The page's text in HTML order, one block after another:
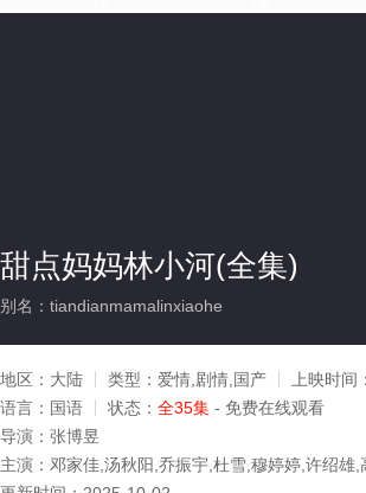
甜点妈妈林小河(全集)
别名：tiandianmamalinxiaohe
地区： 大陆 类型： 爱情,剧情,国产 上映时间：
语言： 国语 状态： 全35集 - 免费在线观看
导演： 张博昱
主演： 邓家佳,汤秋阳,乔振宇,杜雪,穆婷婷,许绍雄,